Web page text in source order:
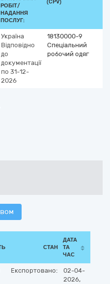
РОБІТ/
НАДАННЯ
ПОСЛУГ:
(CPV)
Україна
Відповідно
до
документації
по 31-12-
2026
18130000-9
Спеціальний
робочий одяг
СТАН
ДАТА
ТА
ЧАС
Експортовано:
02-04-
2026,